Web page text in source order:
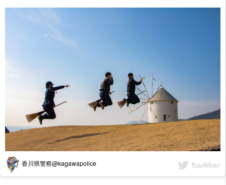
香川県警察@kagawapolice